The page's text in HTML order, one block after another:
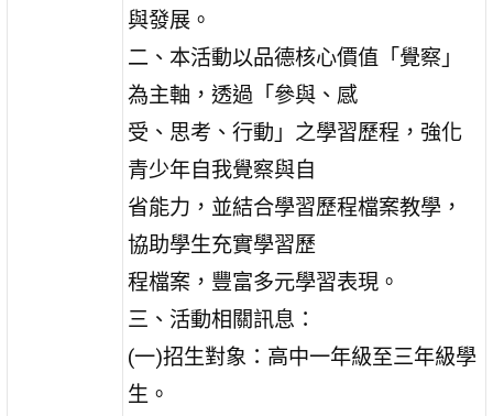
與發展。
二、本活動以品德核心價值「覺察」
為主軸，透過「參與、感
受、思考、行動」之學習歷程，強化
青少年自我覺察與自
省能力，並結合學習歷程檔案教學，
協助學生充實學習歷
程檔案，豐富多元學習表現。
三、活動相關訊息：
(一)招生對象：高中一年級至三年級學
生。